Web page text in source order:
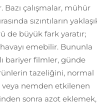
Bazı çalışmalar, mühür
sızıntıların
de büyük fark yaratır;
emebilir. Bununla
bariyer filmler, günde
tazeliğini, normal
veya nemden etkilenen
sonra azot eklemek,